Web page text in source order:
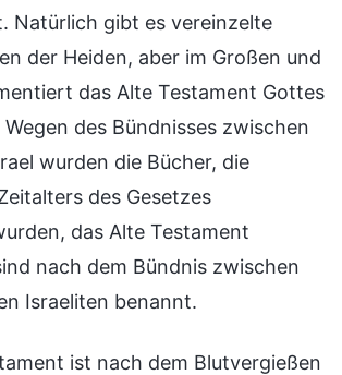
Natürlich gibt es vereinzelte
der Heiden, aber im Großen und
das Alte Testament Gottes
des Bündnisses zwischen
wurden die Bücher, die
des Gesetzes
das Alte Testament
nach dem Bündnis zwischen
Israeliten benannt.
ist nach dem Blutvergießen